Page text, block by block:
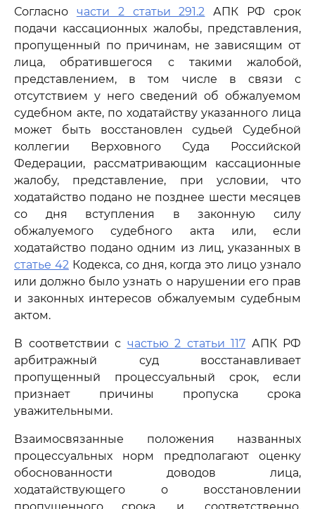
Согласно части 2 статьи 291.2 АПК РФ срок
подачи кассационных жалобы, представления,
пропущенный по причинам, не зависящим от
лица, обратившегося с такими жалобой,
представлением, в том числе в связи с
отсутствием у него сведений об обжалуемом
судебном акте, по ходатайству указанного лица
может быть восстановлен судьей Судебной
коллегии Верховного Суда Российской
Федерации, рассматривающим кассационные
жалобу, представление, при условии, что
ходатайство подано не позднее шести месяцев
со дня вступления в законную силу
обжалуемого судебного акта или, если
ходатайство подано одним из лиц, указанных в
статье 42Кодекса, со дня, когда это лицо узнало
или должно было узнать о нарушении его прав
и законных интересов обжалуемым судебным
актом.
В соответствии с частью 2 статьи 117 АПК РФ
арбитражный суд восстанавливает
пропущенный процессуальный срок, если
признает причины пропуска срока
уважительными.
Взаимосвязанные положения названных
процессуальных норм предполагают оценку
обоснованности доводов лица,
ходатайствующего о восстановлении